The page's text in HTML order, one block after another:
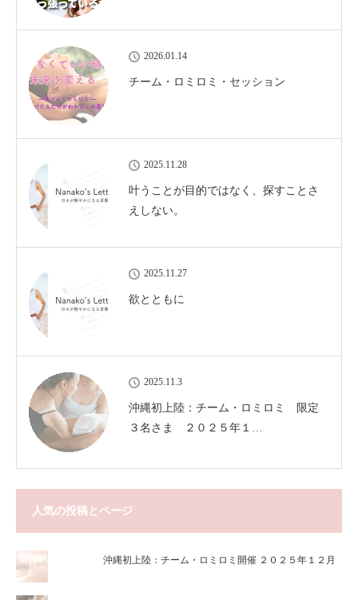
2026.01.14
チーム・ロミロミ・セッション
2025.11.28
叶うことが目的ではなく、探すことさ
えしない。
2025.11.27
欲とともに
2025.11.3
沖縄初上陸：チーム・ロミロミ 限定
３名さま ２０２５年１…
人気の投稿とページ
沖縄初上陸：チーム・ロミロミ開催 ２０２５年１２月